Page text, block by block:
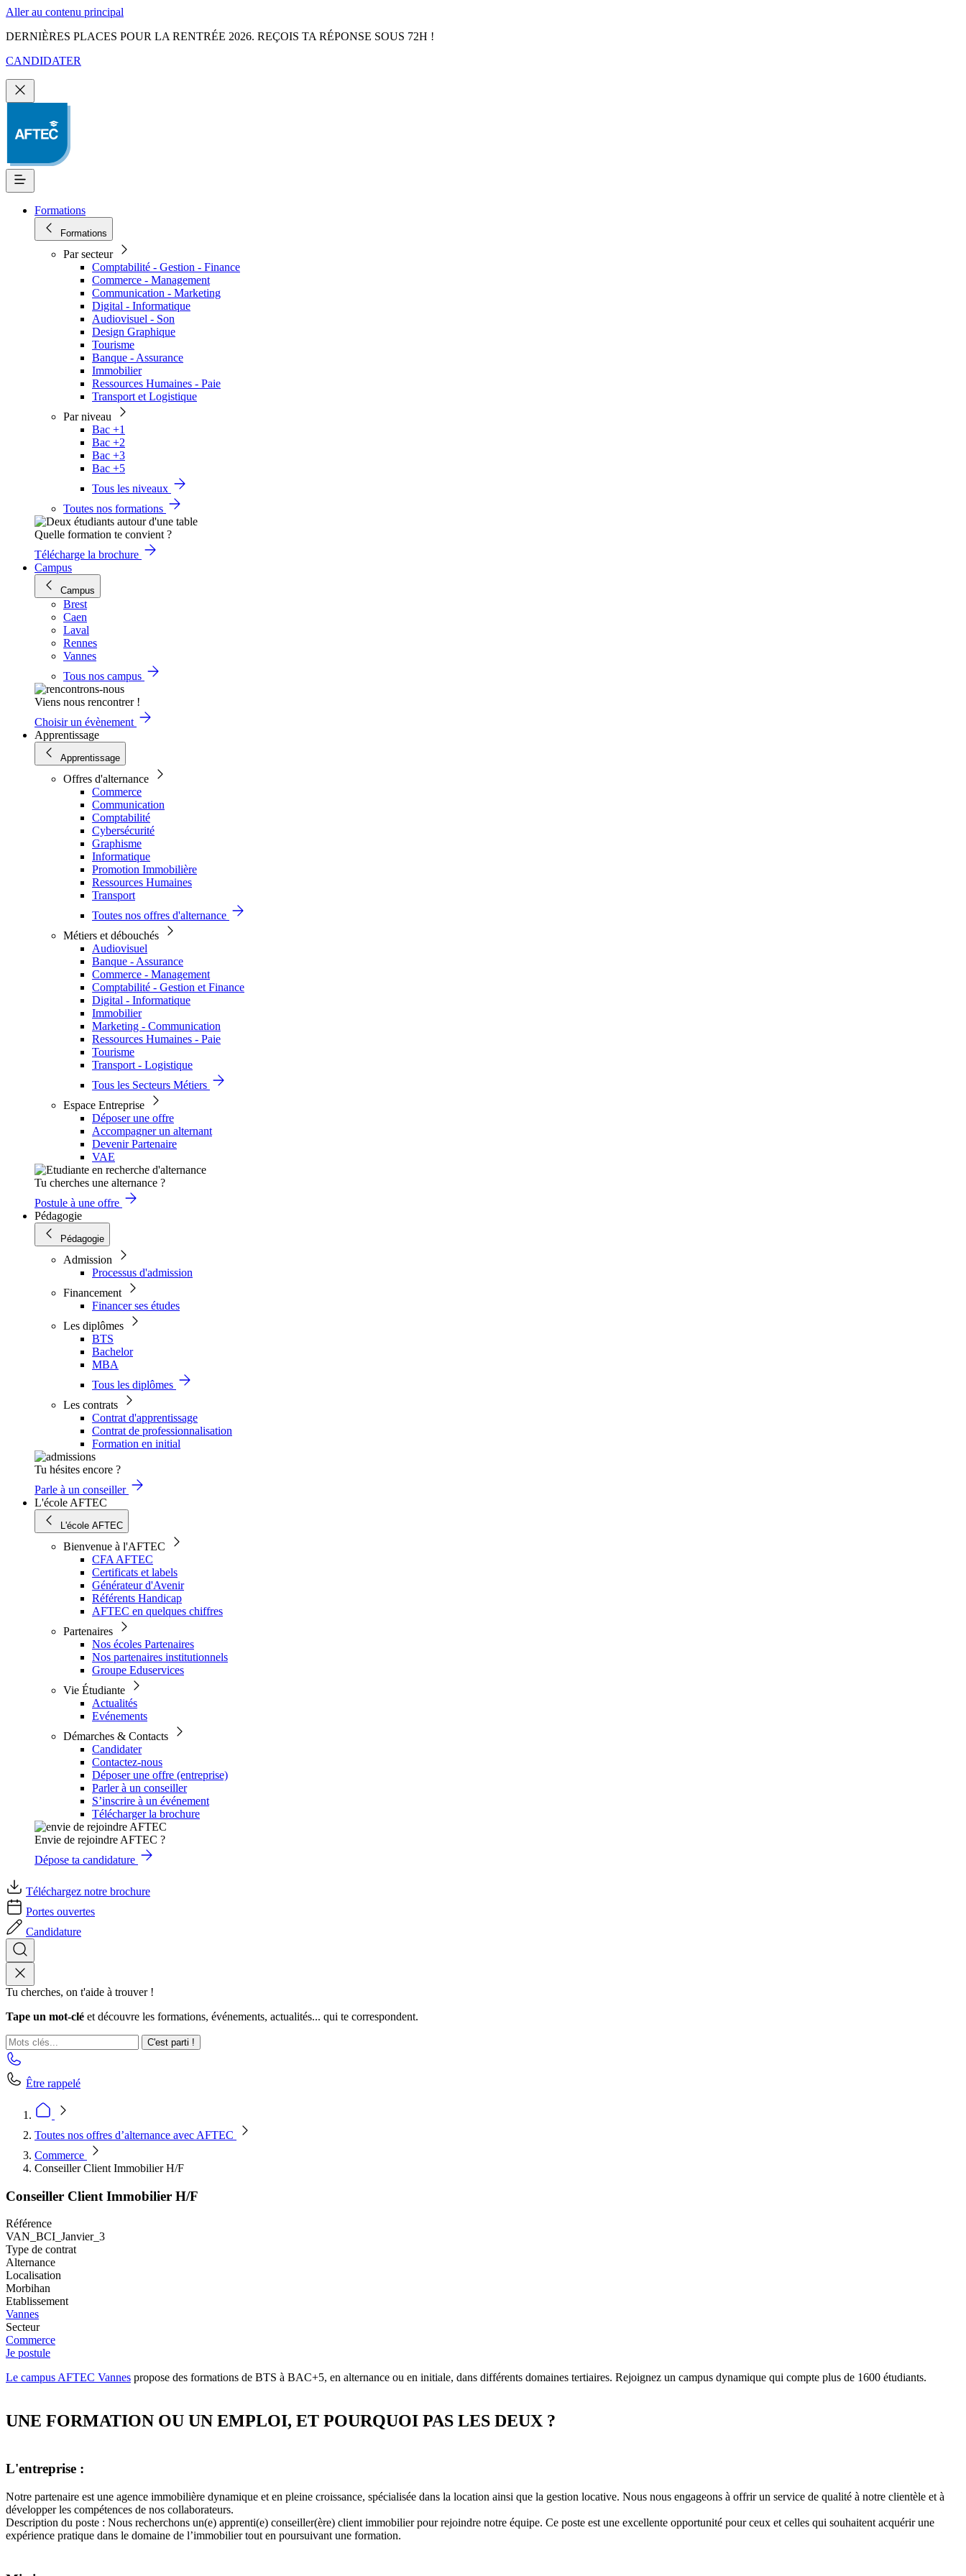
Aller au contenu principal
DERNIÈRES PLACES POUR LA RENTRÉE 2026. REÇOIS TA RÉPONSE SOUS 72H !
CANDIDATER
Formations
Formations
Par secteur
Comptabilité - Gestion - Finance
Commerce - Management
Communication - Marketing
Digital - Informatique
Audiovisuel - Son
Design Graphique
Tourisme
Banque - Assurance
Immobilier
Ressources Humaines - Paie
Transport et Logistique
Par niveau
Bac +1
Bac +2
Bac +3
Bac +5
Tous les niveaux
Toutes nos formations
Quelle formation te convient ?
Télécharge la brochure
Campus
Campus
Brest
Caen
Laval
Rennes
Vannes
Tous nos campus
Viens nous rencontrer !
Choisir un évènement
Apprentissage
Apprentissage
Offres d'alternance
Commerce
Communication
Comptabilité
Cybersécurité
Graphisme
Informatique
Promotion Immobilière
Ressources Humaines
Transport
Toutes nos offres d'alternance
Métiers et débouchés
Audiovisuel
Banque - Assurance
Commerce - Management
Comptabilité - Gestion et Finance
Digital - Informatique
Immobilier
Marketing - Communication
Ressources Humaines - Paie
Tourisme
Transport - Logistique
Tous les Secteurs Métiers
Espace Entreprise
Déposer une offre
Accompagner un alternant
Devenir Partenaire
VAE
Tu cherches une alternance ?
Postule à une offre
Pédagogie
Pédagogie
Admission
Processus d'admission
Financement
Financer ses études
Les diplômes
BTS
Bachelor
MBA
Tous les diplômes
Les contrats
Contrat d'apprentissage
Contrat de professionnalisation
Formation en initial
Tu hésites encore ?
Parle à un conseiller
L'école AFTEC
L'école AFTEC
Bienvenue à l'AFTEC
CFA AFTEC
Certificats et labels
Générateur d'Avenir
Référents Handicap
AFTEC en quelques chiffres
Partenaires
Nos écoles Partenaires
Nos partenaires institutionnels
Groupe Eduservices
Vie Étudiante
Actualités
Evénements
Démarches & Contacts
Candidater
Contactez-nous
Déposer une offre (entreprise)
Parler à un conseiller
S’inscrire à un événement
Télécharger la brochure
Envie de rejoindre AFTEC ?
Dépose ta candidature
Téléchargez notre brochure
Portes ouvertes
Candidature
Tu cherches, on t'aide à trouver !
Tape un mot-clé et découvre les formations, événements, actualités... qui te correspondent.
C'est parti !
Être rappelé
Toutes nos offres d’alternance avec AFTEC
Commerce
Conseiller Client Immobilier H/F
Conseiller Client Immobilier H/F
Référence
VAN_BCI_Janvier_3
Type de contrat
Alternance
Localisation
Morbihan
Etablissement
Vannes
Secteur
Commerce
Je postule
Le campus AFTEC Vannes propose des formations de BTS à BAC+5, en alternance ou en initiale, dans différents domaines tertiaires. Rejoignez un campus dynamique qui compte plus de 1600 étudiants.
UNE FORMATION OU UN EMPLOI, ET POURQUOI PAS LES DEUX ?
L'entreprise :
Notre partenaire est une agence immobilière dynamique et en pleine croissance, spécialisée dans la location ainsi que la gestion locative. Nous nous engageons à offrir un service de qualité à notre clientèle et à
développer les compétences de nos collaborateurs.
Description du poste : Nous recherchons un(e) apprenti(e) conseiller(ère) client immobilier pour rejoindre notre équipe. Ce poste est une excellente opportunité pour ceux et celles qui souhaitent acquérir une
expérience pratique dans le domaine de l’immobilier tout en poursuivant une formation.